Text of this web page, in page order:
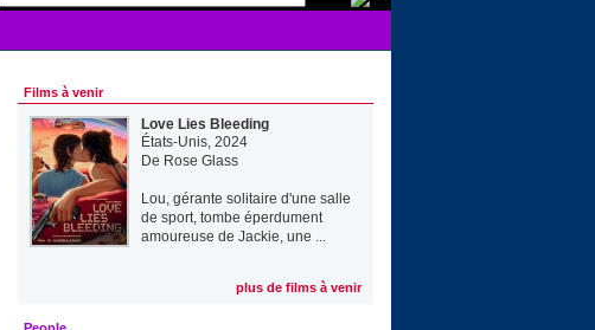
Films à venir
Love Lies Bleeding
États-Unis, 2024
De Rose Glass
Lou, gérante solitaire d'une salle
de sport, tombe éperdument
amoureuse de Jackie, une ...
plus de films à venir